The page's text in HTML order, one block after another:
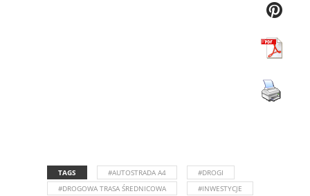
TAGS #AUTOSTRADA A4
#DROGI
#DROGOWA TRASA ŚREDNICOWA
#INWESTYCJE